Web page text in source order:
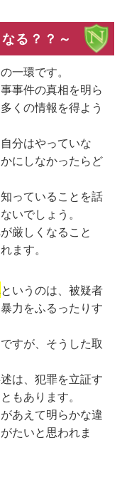
る？？～
一環です。
事件の真相を明ら
くの情報を得よう
分はやっていな
にしなかったらど
っていることを話
いでしょう。
厳しくなること
ます。
というのは、被疑者
力をふるったりす
すが、そうした取
は、犯罪を立証す
もあります。
あえて明らかな違
たいと思われま